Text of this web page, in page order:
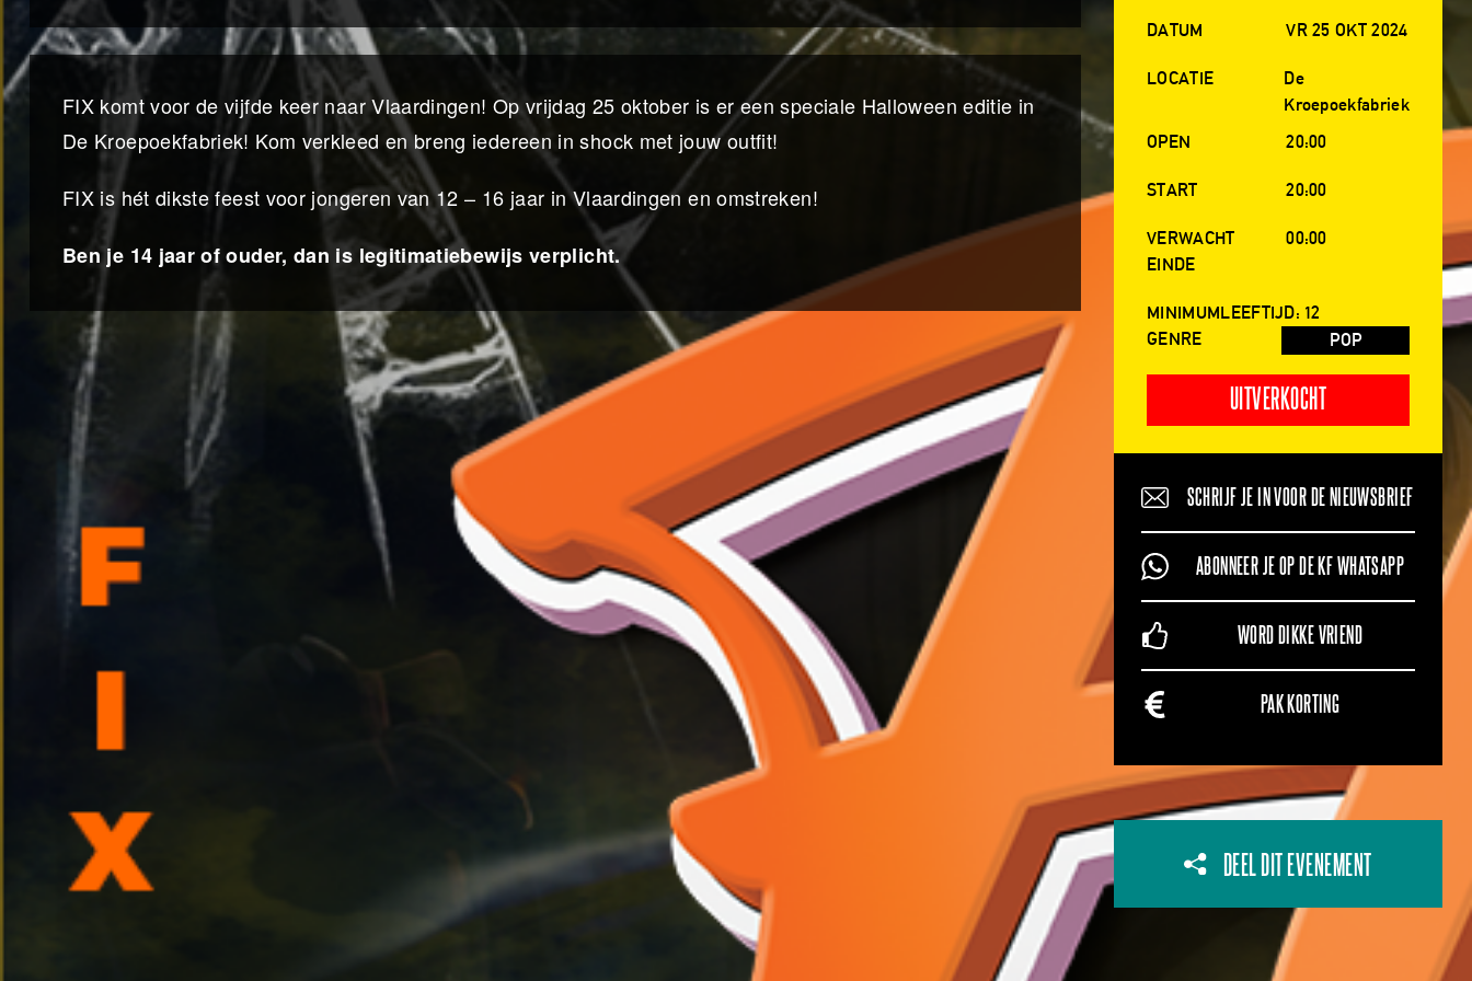
FIX komt voor de vijfde keer naar Vlaardingen! Op vrijdag 25 oktober is er een speciale Halloween editie in
De Kroepoekfabriek! Kom verkleed en breng iedereen in shock met jouw outfit!
FIX is hét dikste feest voor jongeren van 12 – 16 jaar in Vlaardingen en omstreken!
Ben je 14 jaar of ouder, dan is legitimatiebewijs verplicht.
DATUM VR 25 OKT 2024
LOCATIE
De
Kroepoekfabriek
OPEN
20:00
START 20:00
VERWACHT
EINDE
00:00
MINIMUMLEEFTIJD: 12
GENRE
POP
UITVERKOCHT
SCHRIJF JE IN VOOR DE NIEUWSBRIEF
ABONNEER JE OP DE KF WHATSAPP
WORD DIKKE VRIEND
PAK KORTING
DEEL DIT EVENEMENT